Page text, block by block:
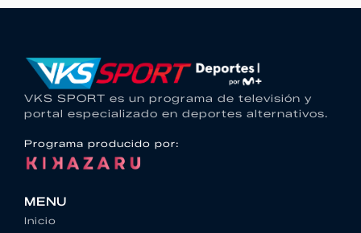
VKS SPORT es un programa de televisión y
portal especializado en deportes alternativos.
Programa producido por:
MENU
Inicio